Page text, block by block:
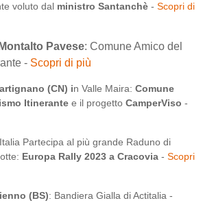
voluto dal ministro Santanchè - Scopri di
Montalto Pavese: Comune Amico del
- Scopri di più
(CN) in Valle Maira: Comune
Itinerante e il progetto CamperViso -
Partecipa al più grande Raduno di
Europa Rally 2023 a Cracovia - Scopri
(BS): Bandiera Gialla di Actitalia -